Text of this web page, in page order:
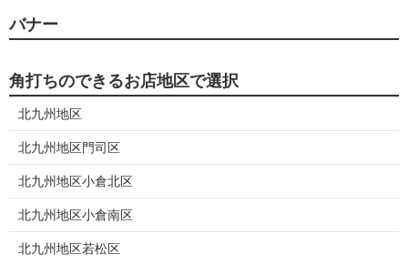
バナー
角打ちのできるお店地区で選択
北九州地区
北九州地区門司区
北九州地区小倉北区
北九州地区小倉南区
北九州地区若松区